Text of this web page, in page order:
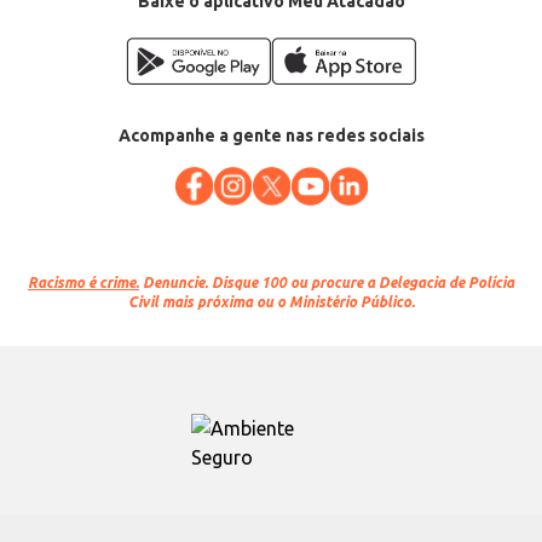
Acompanhe a gente nas redes sociais
Racismo é crime. Denuncie. Disque 100 ou procure a Delegacia de Polícia
Civil mais próxima ou o Ministério Público.